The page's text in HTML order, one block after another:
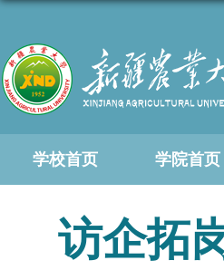
学校首页 学院首页
访企拓